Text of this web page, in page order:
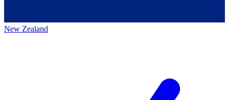
New Zealand